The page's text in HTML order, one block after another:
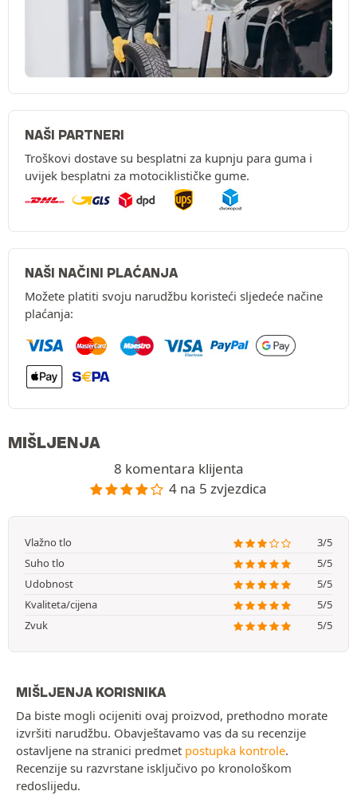
NAŠI PARTNERI
Troškovi dostave su besplatni za kupnju para guma i
uvijek besplatni za motociklističke gume.
NAŠI NAČINI PLAĆANJA
Možete platiti svoju narudžbu koristeći sljedeće načine
plaćanja:
MIŠLJENJA
8 komentara klijenta
4 na 5 zvjezdica
Vlažno tlo
3/5
Suho tlo
5/5
Udobnost
5/5
Kvaliteta/cijena
5/5
Zvuk
5/5
MIŠLJENJA KORISNIKA
Da biste mogli ocijeniti ovaj proizvod, prethodno morate
izvršiti narudžbu. Obavještavamo vas da su recenzije
ostavljene na stranici predmet postupka kontrole.
Recenzije su razvrstane isključivo po kronološkom
redoslijedu.